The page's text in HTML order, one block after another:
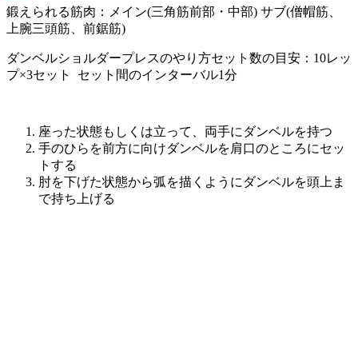
鍛えられる筋肉：メイン(三角筋前部・中部) サブ(僧帽筋、
上腕三頭筋、前鋸筋)
ダンベルショルダープレスのやり方セット数の目安：10レッ
プ×3セット セット間のインターバル1分
座った状態もしくは立って、両手にダンベルを持つ
手のひらを前方に向けダンベルを肩口のところにセッ
トする
肘を下げた状態から弧を描くようにダンベルを頭上ま
で持ち上げる